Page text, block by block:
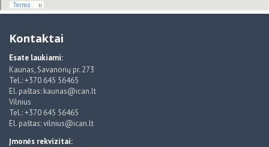
Kontaktai
Esate laukiami:
Kaunas, Savanorių pr. 273
Tel.: +370 645 56465
El. paštas: kaunas@ican.lt
Vilnius
Tel.: +370 645 56465
El. paštas: vilnius@ican.lt
Įmonės rekvizitai: